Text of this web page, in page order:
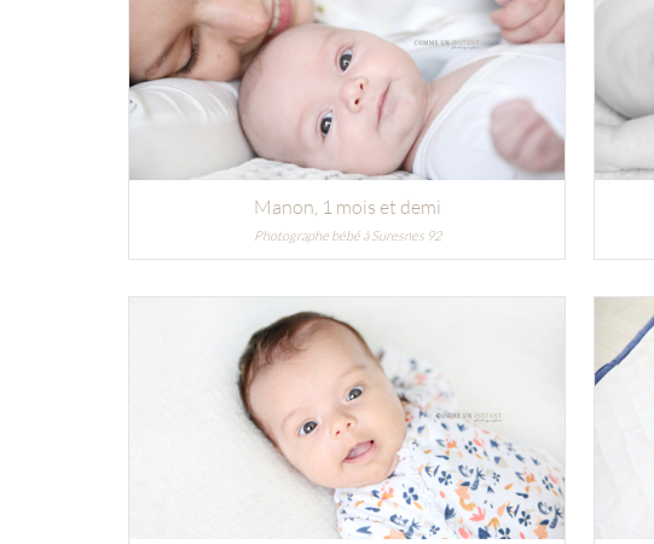
Manon , 1 mois et demi
Photographe bébé à Suresnes 92